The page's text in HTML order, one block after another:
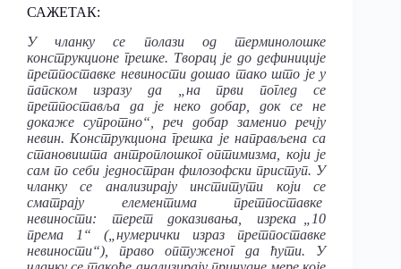
САЖЕТАК:
У чланку се полази од терминолошке
конструкционе грешке. Творац је до дефиниције
претпоставке невиности дошао тако што је у
папском изразу да
„на први поглед се
претпоставља да је неко добар, док се не
докаже супротно“, реч добар заменио речју
невин. Конструкциона грешка је направљена са
становишта антроплошког оптимизма, који је
сам по себи једностран филозофски приступ. У
чланку се анализирају институти који се
сматрају елементима претпоставке
невиности: терет доказивања, изрека
„10
према 1“ („нумерички израз претпоставке
невиности“), право оптуженог да ћути. У